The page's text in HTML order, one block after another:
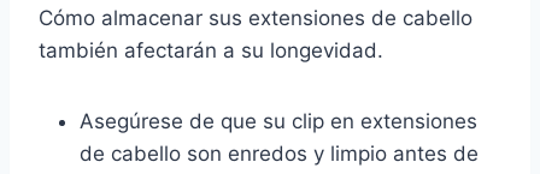
Cómo almacenar sus extensiones de cabello
también afectarán a su longevidad.
Asegúrese de que su clip en extensiones
de cabello son enredos y limpio antes de